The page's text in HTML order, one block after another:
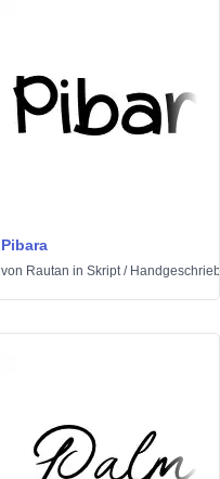
Pibara
von Rautan in Skript/